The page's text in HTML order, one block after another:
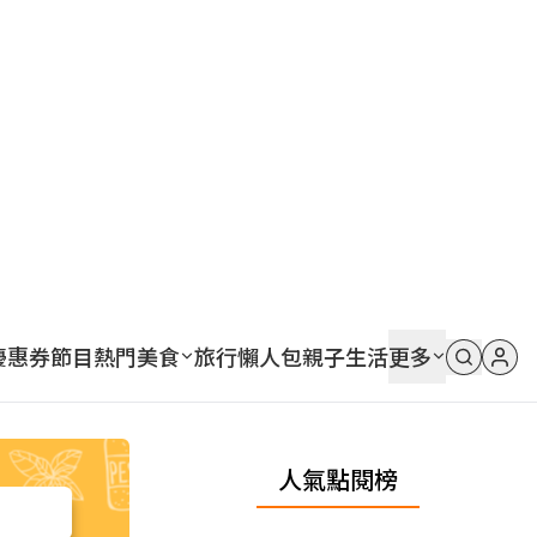
惠券節目熱門美食 旅行懶人包親子生活更多
人氣點閱榜